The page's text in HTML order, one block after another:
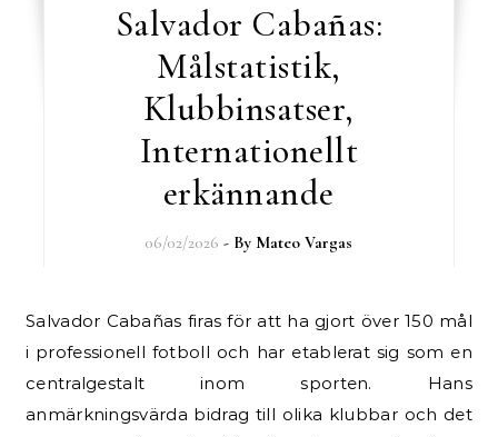
Salvador Cabañas:
Målstatistik,
Klubbinsatser,
Internationellt
erkännande
06/02/2026 - By Mateo Vargas
Salvador Cabañas firas för att ha gjort över 150 mål
i professionell fotboll och har etablerat sig som en
centralgestalt inom sporten. Hans
anmärkningsvärda bidrag till olika klubbar och det